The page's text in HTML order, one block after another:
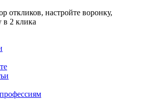
откликов, настройте воронку,
в 2 клика